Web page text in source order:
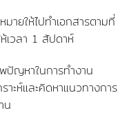
ายให้ไปทำเอกสารตามที่
เวลา 1 สัปดาห์
ปัญหาในการทำงาน
ะห์และคิดหาแนวทางการ
น